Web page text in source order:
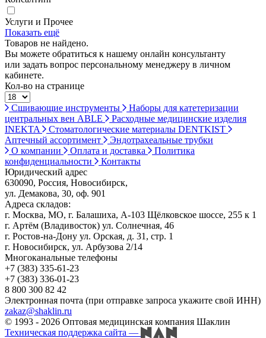
Услуги и Прочее
Показать ещё
Товаров не найдено.
Вы можете обратиться к нашему онлайн консультанту
или задать вопрос персональному менеджеру в личном
кабинете.
Кол-во на странице
Сшивающие инструменты
Наборы для катетеризации
центральных вен ABLE
Расходные медицинские изделия
INEKTA
Стоматологические материалы DENTKIST
Аптечный ассортимент
Эндотрахеальные трубки
О компании
Оплата и доставка
Политика
конфиденциальности
Контакты
Юридический адрес
630090, Россия, Новосибирск,
ул. Демакова, 30, оф. 901
Адреса складов:
г. Москва, МО, г. Балашиха, А-103 Щёлковское шоссе, 255 к 1
г. Артём (Владивосток) ул. Солнечная, 46
г. Ростов-на-Дону ул. Орская, д. 31, стр. 1
г. Новосибирск, ул. Арбузова 2/14
Многоканальные телефоны
+7 (383) 335-61-23
+7 (383) 336-01-23
8 800 300 82 42
Электронная почта (при отправке запроса укажите свой ИНН)
zakaz@shaklin.ru
© 1993 - 2026 Оптовая медицинская компания Шаклин
Техническая поддержка сайта —